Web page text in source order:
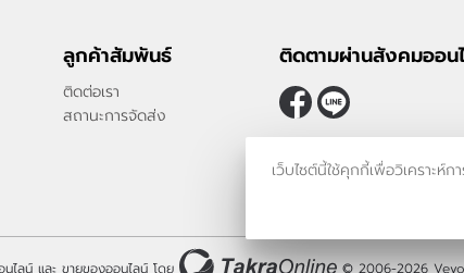
ลูกค้าสัมพันธ์
ติดต่อเรา
สถานะการจัดส่ง
ติดตามผ่านสังคมออน
นไลน์ และ ขายของออนไลน์ โดย © 2006-2026
เว็บไซต์นี้ใช้คุกกี้เพื่อวิเคราะ